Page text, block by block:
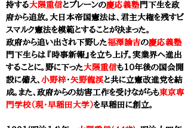
持する大隈重信とブレーンの慶応義塾門下生を政
府から追放。大日本帝国憲法は、君主大権を残すビ
スマルク憲法を模範とすることが決まった。
政府から追い出され下野した福澤諭吉の慶応義塾
門下生らは『時事新報』を立ち上げ。実業界へ進出
することに。野に下った大隈重信も10年後の国会開
設に備え、 小野梓・矢野龍渓と共に立憲改進党を結
成。また、政府からの妨害工作を受けながらも東京専
門学校（現・早稲田大学）を早稲田に創立。